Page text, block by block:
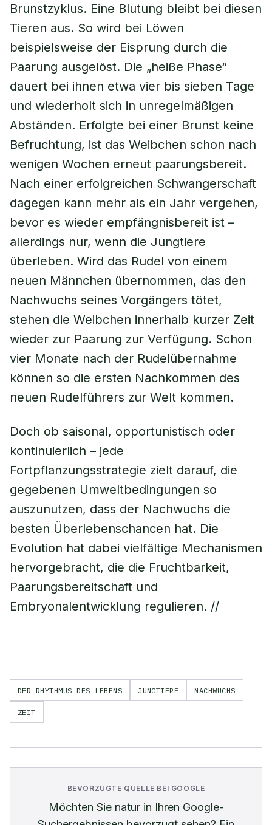
Brunstzyklus. Eine Blutung bleibt bei diesen
Tieren aus. So wird bei Löwen
beispielsweise der Eisprung durch die
Paarung ausgelöst. Die „heiße Phase“
dauert bei ihnen etwa vier bis sieben Tage
und wiederholt sich in unregelmäßigen
Abständen. Erfolgte bei einer Brunst keine
Befruchtung, ist das Weibchen schon nach
wenigen Wochen erneut paarungsbereit.
Nach einer erfolgreichen Schwangerschaft
dagegen kann mehr als ein Jahr vergehen,
bevor es wieder empfängnisbereit ist –
allerdings nur, wenn die Jungtiere
überleben. Wird das Rudel von einem
neuen Männchen übernommen, das den
Nachwuchs seines Vorgängers tötet,
stehen die Weibchen innerhalb kurzer Zeit
wieder zur Paarung zur Verfügung. Schon
vier Monate nach der Rudelübernahme
können so die ersten Nachkommen des
neuen Rudelführers zur Welt kommen.
Doch ob saisonal, opportunistisch oder
kontinuierlich – jede
Fortpflanzungsstrategie zielt darauf, die
gegebenen Umweltbedingungen so
auszunutzen, dass der Nachwuchs die
besten Überlebenschancen hat. Die
Evolution hat dabei vielfältige Mechanismen
hervorgebracht, die die Fruchtbarkeit,
Paarungsbereitschaft und
Embryonalentwicklung regulieren. //
DER-RHYTHMUS-DES-LEBENS JUNGTIERE NACHWUCHS
ZEIT
BEVORZUGTE QUELLE BEI GOOGLE
Möchten Sie naturin Ihren Google-